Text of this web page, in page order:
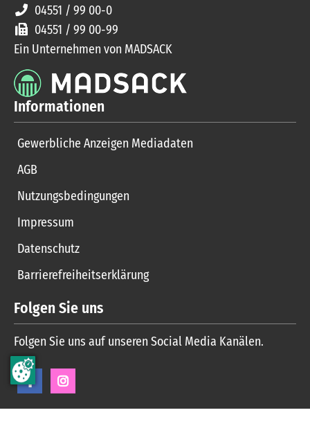
04551 / 99 00-0
04551 / 99 00-99
Ein Unternehmen von MADSACK
Informationen
Gewerbliche Anzeigen Mediadaten
AGB
Nutzungsbedingungen
Impressum
Datenschutz
Barrierefreiheitserklärung
Folgen Sie uns
Folgen Sie uns auf unseren Social Media Kanälen.